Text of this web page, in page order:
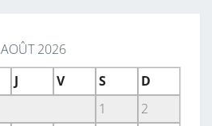
AOÛT 2026
J V S
D
1
2